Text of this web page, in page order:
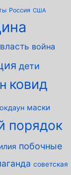
Россия США
власть война
дети
ковид
маски
порядок
побочные
советская